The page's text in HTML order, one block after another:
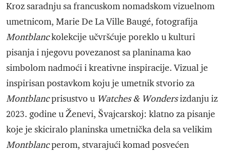
Kroz saradnju sa francuskom nomadskom vizuelnom
umetnicom, Marie De La Ville Baugé, fotografija
Montblanckolekcije učvršćuje poreklo u kulturi
pisanja i njegovu povezanost sa planinama kao
simbolom nadmoći i kreativne inspiracije. Vizual je
inspirisan postavkom koju je umetnik stvorio za
Montblancprisustvo u Watches & Wondersizdanju iz
2023. godine u Ženevi, Švajcarskoj: klatno za pisanje
koje je skiciralo planinska umetnička dela sa velikim
Montblancperom, stvarajući komad posvećen